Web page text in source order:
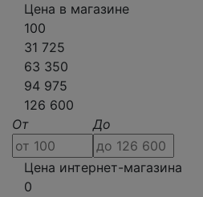
Цена в магазине
100
31 725
63 350
94 975
126 600
От
До
Цена интернет-магазина
0